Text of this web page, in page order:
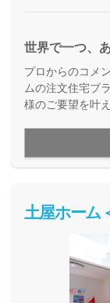
世界で一つ、
プロからのコメ
ムの注文住宅ブ
様のご要望を叶
土屋ホーム